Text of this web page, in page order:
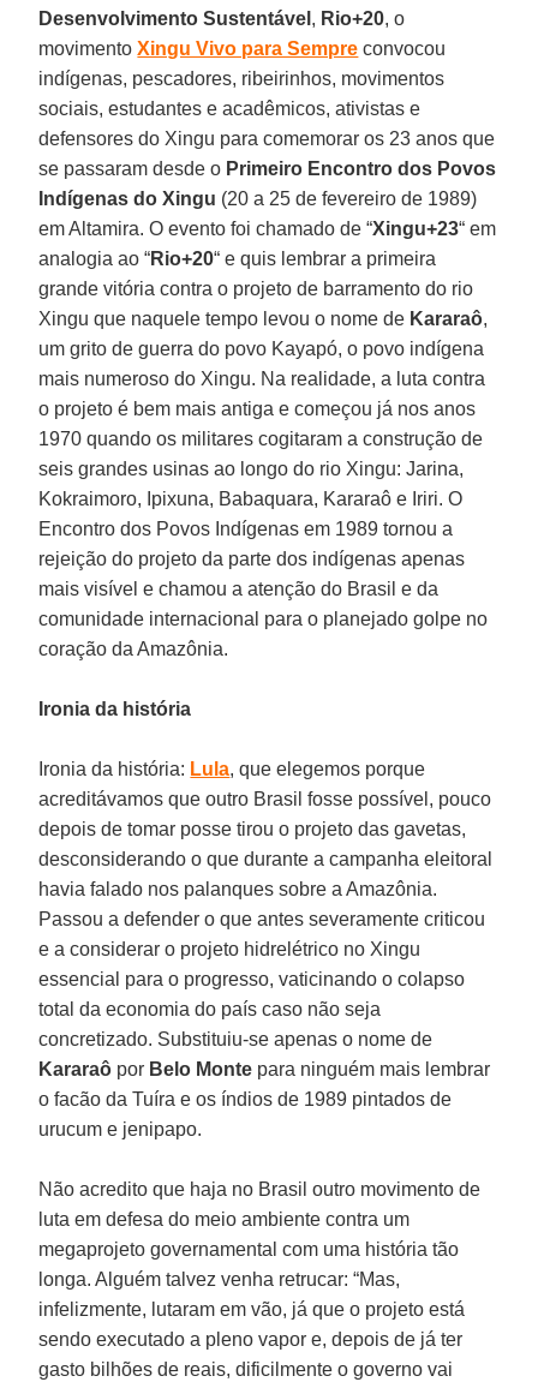
Desenvolvimento Sustentável , Rio+20, o
movimentoXingu Vivo para Sempre convocou
indígenas, pescadores, ribeirinhos, movimentos
sociais, estudantes e acadêmicos, ativistas e
defensores do Xingu para comemorar os 23 anos que
se passaram desde o Primeiro Encontro dos Povos
Indígenas do Xingu (20 a 25 de fevereiro de 1989)
em Altamira. O evento foi chamado de “Xingu+23“ em
analogia ao “Rio+20“ e quis lembrar a primeira
grande vitória contra o projeto de barramento do rio
Xingu que naquele tempo levou o nome de Kararaô,
um grito de guerra do povo Kayapó, o povo indígena
mais numeroso do Xingu. Na realidade, a luta contra
o projeto é bem mais antiga e começou já nos anos
1970 quando os militares cogitaram a construção de
seis grandes usinas ao longo do rio Xingu: Jarina,
Kokraimoro, Ipixuna, Babaquara, Kararaô e Iriri. O
Encontro dos Povos Indígenas em 1989 tornou a
rejeição do projeto da parte dos indígenas apenas
mais visível e chamou a atenção do Brasil e da
comunidade internacional para o planejado golpe no
coração da Amazônia.
Ironia da história
Ironia da história: Lula, que elegemos porque
acreditávamos que outro Brasil fosse possível, pouco
depois de tomar posse tirou o projeto das gavetas,
desconsiderando o que durante a campanha eleitoral
havia falado nos palanques sobre a Amazônia.
Passou a defender o que antes severamente criticou
e a considerar o projeto hidrelétrico no Xingu
essencial para o progresso, vaticinando o colapso
total da economia do país caso não seja
concretizado. Substituiu-se apenas o nome de
Kararaô por Belo Monte para ninguém mais lembrar
o facão da Tuíra e os índios de 1989 pintados de
urucum e jenipapo.
Não acredito que haja no Brasil outro movimento de
luta em defesa do meio ambiente contra um
megaprojeto governamental com uma história tão
longa. Alguém talvez venha retrucar: “Mas,
infelizmente, lutaram em vão, já que o projeto está
sendo executado a pleno vapor e, depois de já ter
gasto bilhões de reais, dificilmente o governo vai